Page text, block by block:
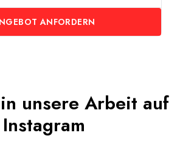
ANFORDERN
unsere Arbeit auf
Instagram